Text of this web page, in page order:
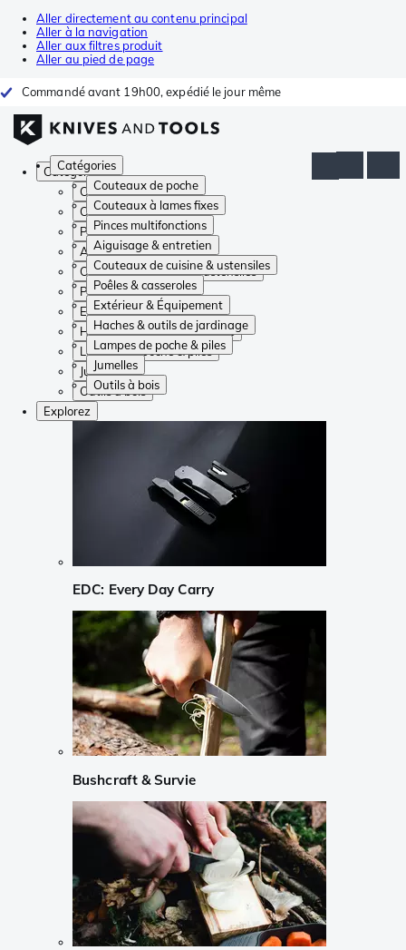
Aller directement au contenu principal
Aller à la navigation
Aller aux filtres produit
Aller au pied de page
Commandé avant 19h00, expédié le jour même
Catégories
Couteaux de poche
Couteaux à lames fixes
Pinces multifonctions
Aiguisage & entretien
Couteaux de cuisine & ustensiles
Poêles & casseroles
Extérieur & Équipement
Haches & outils de jardinage
Lampes de poche & piles
Jumelles
Outils à bois
Catégories
Couteaux de poche
Couteaux à lames fixes
Pinces multifonctions
Aiguisage & entretien
Couteaux de cuisine & ustensiles
Poêles & casseroles
Extérieur & Équipement
Haches & outils de jardinage
Lampes de poche & piles
Jumelles
Outils à bois
Explorez
EDC: Every Day Carry
Bushcraft & Survie